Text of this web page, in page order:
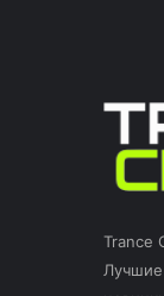
Trance